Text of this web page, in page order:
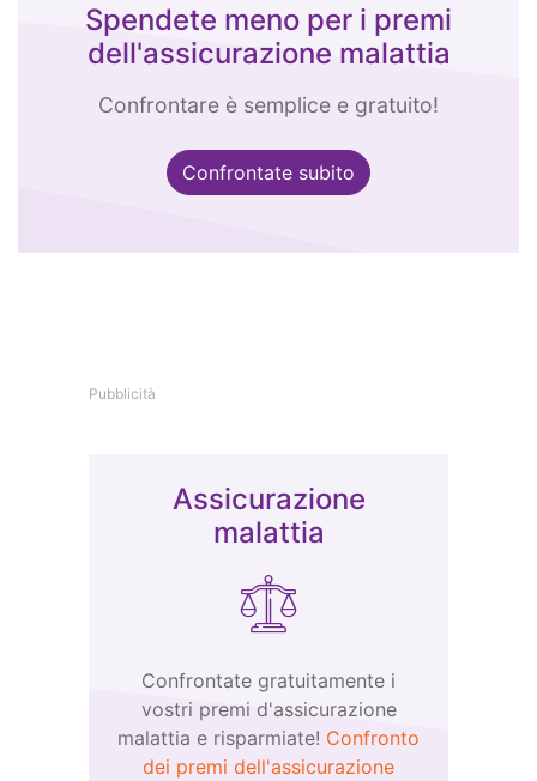
Spendete meno per i premi
dell'assicurazione malattia
Confrontare è semplice e gratuito!
Confrontate subito
Pubblicità
Assicurazione
malattia
Confrontate gratuitamente i
vostri premi d'assicurazione
malattia e risparmiate! Confronto
dei premi dell'assicurazione